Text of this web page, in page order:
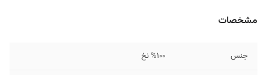
مشخصات
جنس %100 نخ